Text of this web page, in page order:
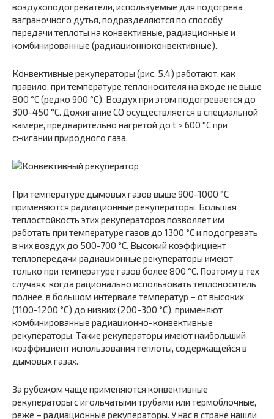
воздухоподогреватели, используемые для подогрева
ваграночного дутья, подразделяются по способу
передачи теплоты на конвективные, радиационные и
комбинированные (радиационноконвективные).
Конвективные рекуператоры (рис. 5.4) работают, как
правило, при температуре теплоносителя на входе не выше
800 °С (редко 900 °С). Воздух при этом подогревается до
300-450 °С. Дожигание СО осуществляется в специальной
камере, предварительно нагретой до t > 600 °С при
сжигании природного газа.
При температуре дымовых газов выше 900-1000 °С
применяются радиационные рекуператоры. Большая
теплостойкость этих рекуператоров позволяет им
работать при температуре газов до 1300 °С и подогревать
в них воздух до 500-700 °С. Высокий коэффициент
теплопередачи радиационные рекуператоры имеют
только при температуре газов более 800 °С. Поэтому в тех
случаях, когда рационально использовать теплоноситель
полнее, в большом интервале температур – от высоких
(1100-1200 °С) до низких (200-300 °С), применяют
комбинированные радиационно-конвективные
рекуператоры. Такие рекуператоры имеют наибольший
коэффициент использования теплоты, содержащейся в
дымовых газах.
За рубежом чаще применяются конвективные
рекуператоры с игольчатыми трубами или термоблочные,
реже – радиационные рекуператоры. У нас в стране нашли